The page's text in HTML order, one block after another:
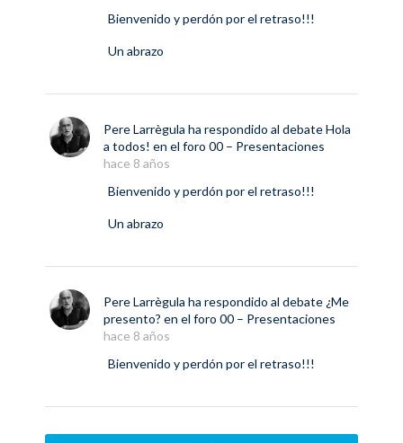
Bienvenido y perdón por el retraso!!!
Un abrazo
Pere Larrègula ha respondido al debateHola
a todos! en el foro 00 – Presentaciones
hace 8 años
Bienvenido y perdón por el retraso!!!
Un abrazo
Pere Larrègula ha respondido al debate¿Me
presento? en el foro 00 – Presentaciones
hace 8 años
Bienvenido y perdón por el retraso!!!